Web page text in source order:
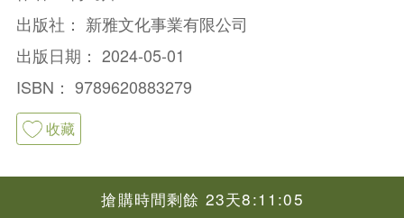
出版社： 新雅文化事業有限公司
出版日期： 2024-05-01
ISBN： 9789620883279
收藏
搶購時間剩餘 23天8:11:04